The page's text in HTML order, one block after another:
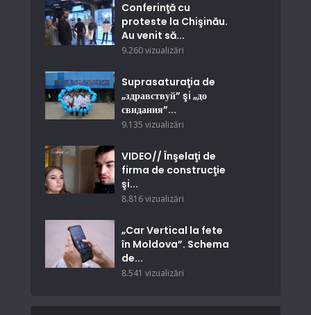
Conferinţă cu
proteste la Chişinău.
Au venit să...
9.260 vizualizări
Suprasaturaţia de
„здравствуй” şi „до
свидания”...
9.135 vizualizări
VIDEO// Înşelaţi de
firma de construcţie
şi...
8.816 vizualizări
„Car Vertical la fete
în Moldova”. Schema
de...
8.541 vizualizări